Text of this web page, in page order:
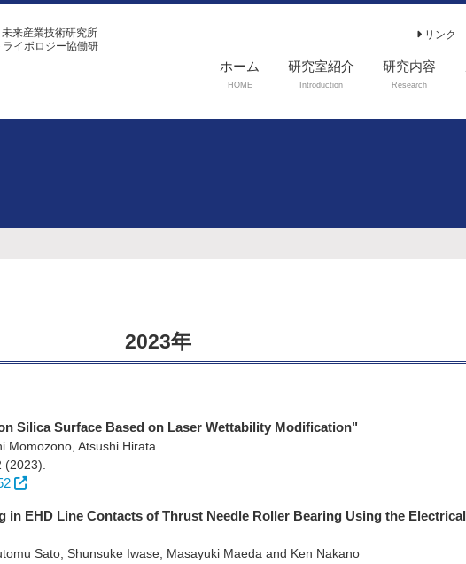
来産業技術研究所
イボロジー協働研
リンク
ホーム
HOME
研究室紹介
Introduction
研究内容
Research
2023年
Silica Surface Based on Laser Wettability Modification"
Momozono, Atsushi Hirata.
(2023)
EHD Line Contacts of Thrust Needle Roller Bearing Using the Electrical
Sato, Shunsuke Iwase, Masayuki Maeda and Ken Nakano